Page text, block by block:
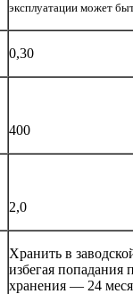
эксплуатации может
0,30
400
2,0
Хранить в
избегая
хранения — 24